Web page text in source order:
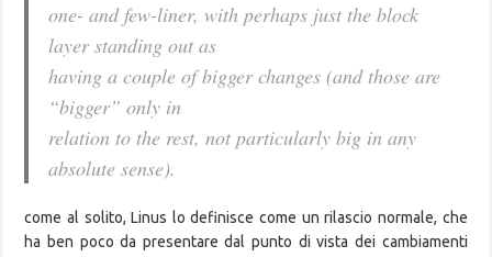
one- and few-liner, with perhaps just the block
layer standing out as
having a couple of bigger changes (and those are
“bigger” only in
relation to the rest, not particularly big in any
absolute sense).
come al solito, Linus lo definisce come un rilascio normale, che
ha ben poco da presentare dal punto di vista dei cambiamenti